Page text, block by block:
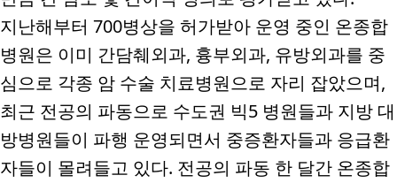
지난해부터 700병상을 허가받아 운영 중인 온종합
병원은 이미 간담췌외과, 흉부외과, 유방외과를 중
심으로 각종 암 수술 치료병원으로 자리 잡았으며,
최근 전공의 파동으로 수도권 빅5 병원들과 지방 대
방병원들이 파행 운영되면서 중증환자들과 응급환
자들이 몰려들고 있다. 전공의 파동 한 달간 온종합